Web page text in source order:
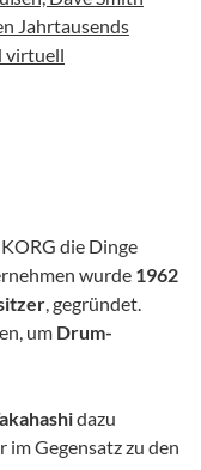
Jahrtausends
virtuell
die Dinge
wurde 1962
, gegründet.
um Drum-
dazu
im Gegensatz zu den